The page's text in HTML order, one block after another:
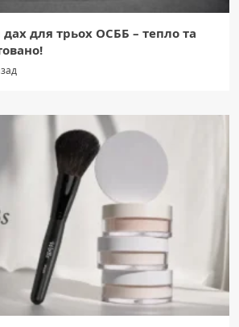
для трьох ОСББ – тепло та